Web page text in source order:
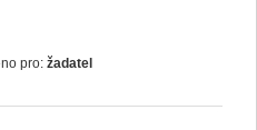
pro: žadatel